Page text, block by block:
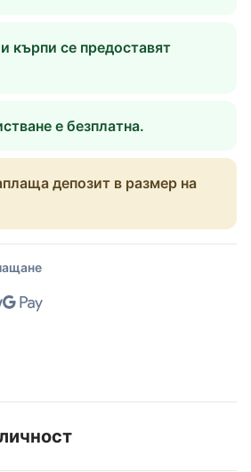
кърпи се предоставят
е безплатна.
депозит в размер на